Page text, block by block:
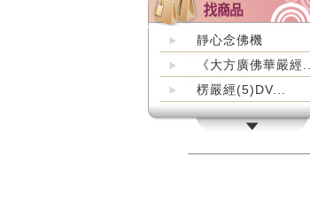
靜心念佛機
《大方廣佛華嚴經...
楞嚴經(5)DV...